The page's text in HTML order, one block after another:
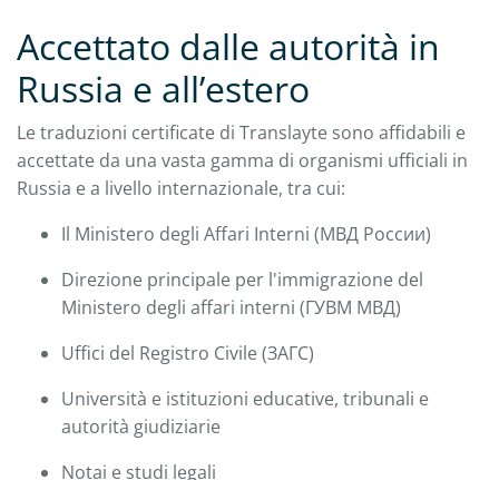
Accettato dalle autorità in
Russia e all’estero
Le traduzioni certificate di Translayte sono affidabili e
accettate da una vasta gamma di organismi ufficiali in
Russia e a livello internazionale, tra cui:
Il Ministero degli Affari Interni (МВД России)
Direzione principale per l'immigrazione del
Ministero degli affari interni (ГУВМ МВД)
Uffici del Registro Civile (ЗАГС)
Università e istituzioni educative, tribunali e
autorità giudiziarie
Notai e studi legali